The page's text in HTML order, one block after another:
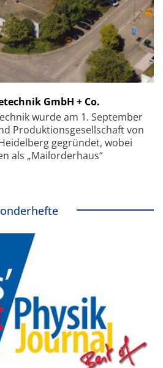
GmbH + Co.
wurde am 1. September
Produktionsgesellschaft von
gegründet, wobei
als „Mailorderhaus“